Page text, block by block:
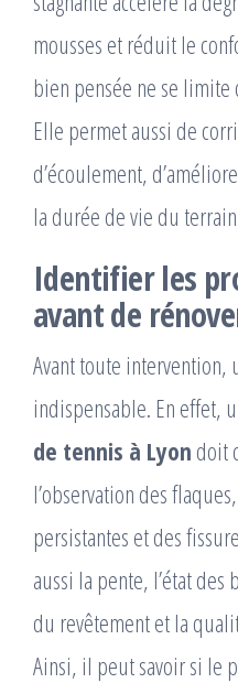
mousses et réduit le
bien pensée ne se limite
Elle permet aussi de
d’écoulement,
la durée de vie du
Identifier les
avant de
Avant toute intervention,
indispensable. En effet,
de tennis à Lyon doit
l’observation des
persistantes et des
aussi la pente, l’état
du revêtement et la
Ainsi, il peut savoir si le